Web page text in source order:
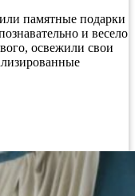
памятные подарки
и весело
освежили свои